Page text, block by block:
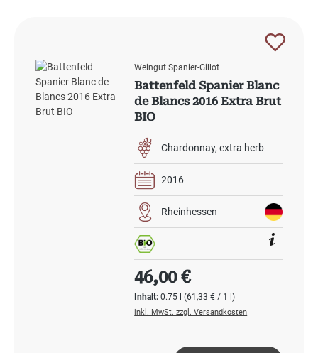
Weingut Spanier-Gillot
Battenfeld Spanier Blanc
de Blancs 2016 Extra Brut
BIO
Chardonnay extra herb
2016
Rheinhessen
Inhalt:0.75 l(61,33 € / 1 l)
Regulärer Preis:
46,00 €
inkl. MwSt. zzgl. Versandkosten